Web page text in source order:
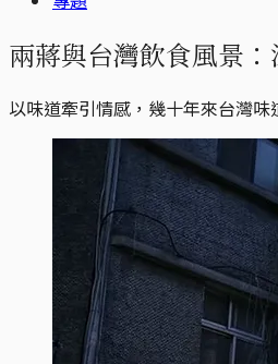
兩蔣與台灣飲食風景
以味道牽引情感，幾十年來台灣